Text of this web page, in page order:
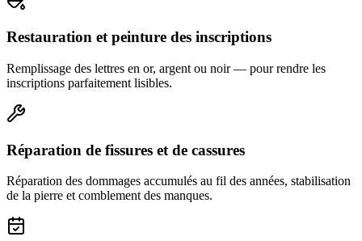
Restauration et peinture des inscriptions
Remplissage des lettres en or, argent ou noir — pour rendre les
inscriptions parfaitement lisibles.
Réparation de fissures et de cassures
Réparation des dommages accumulés au fil des années, stabilisation
de la pierre et comblement des manques.